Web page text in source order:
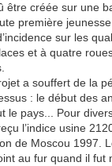
être créée sur une
première
sur les
et à quatre
a souffert de la
: le début des
le pays... Pour
l’indice usine
de Moscou 1997.
au fur quand il fut